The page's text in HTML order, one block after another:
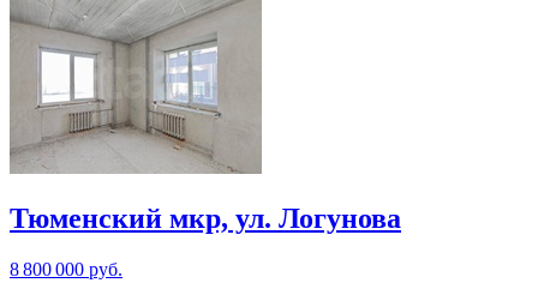
Тюменский мкр, ул. Логунова
8 800 000 руб.